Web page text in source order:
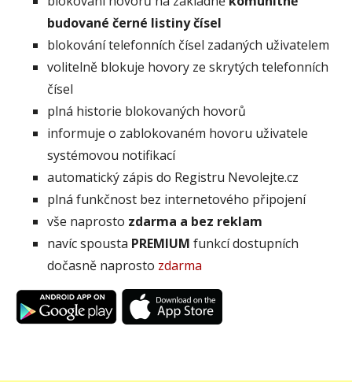
budované černé listiny čísel
blokování telefonních čísel zadaných uživatelem
volitelně blokuje hovory ze skrytých telefonních
čísel
plná historie blokovaných hovorů
informuje o zablokovaném hovoru uživatele
systémovou notifikací
automatický zápis do Registru Nevolejte.cz
plná funkčnost bez internetového připojení
vše naprosto zdarma a bez reklam
navíc spousta PREMIUM funkcí dostupních
dočasně naprosto zdarma